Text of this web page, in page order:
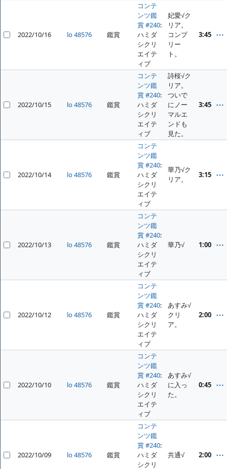
2022/10/16 lo 48576 鑑賞
コンテ
ンツ鑑
賞 #240:
ハミダ
シクリ
エイテ
ィブ
妃愛√ク
リア。
コンプ
リー
ト。
3:45
2022/10/15 lo 48576 鑑賞
コンテ
ンツ鑑
賞 #240:
ハミダ
シクリ
エイテ
ィブ
詩桜√ク
リア。
ついで
にノー
マルエ
ンドも
見た。
3:45
2022/10/14 lo 48576 鑑賞
コンテ
ンツ鑑
賞 #240:
ハミダ
シクリ
エイテ
ィブ
華乃√ク
リア。
3:15
2022/10/13 lo 48576 鑑賞
コンテ
ンツ鑑
賞 #240:
ハミダ
シクリ
エイテ
ィブ
華乃√ 1:00
2022/10/12 lo 48576 鑑賞
コンテ
ンツ鑑
賞 #240:
ハミダ
シクリ
エイテ
ィブ
あすみ√
クリ
ア。
2:00
2022/10/10 lo 48576 鑑賞
コンテ
ンツ鑑
賞 #240:
ハミダ
シクリ
エイテ
ィブ
あすみ√
に入っ
た。
0:45
2022/10/09 lo 48576 鑑賞
コンテ
ンツ鑑
賞 #240:
ハミダ
シクリ
共通√ 2:00